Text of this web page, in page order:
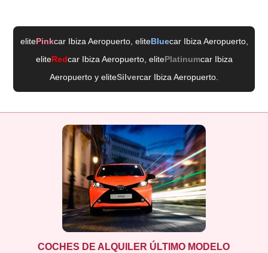
elitePinkcar Ibiza Aeropuerto, eliteBluecar Ibiza Aeropuerto,
eliteRedcar Ibiza Aeropuerto, elitePlatinumcar Ibiza
Aeropuerto y eliteSilvercar Ibiza Aeropuerto
COCHES DE ALQUILER ÚLTIMO MODELO